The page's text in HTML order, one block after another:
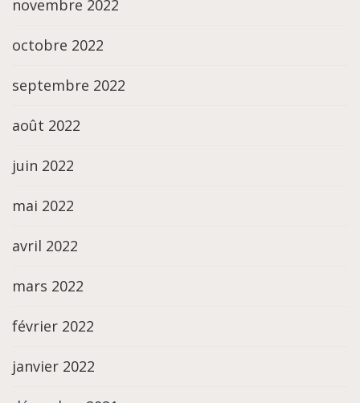
novembre 2022
octobre 2022
septembre 2022
août 2022
juin 2022
mai 2022
avril 2022
mars 2022
février 2022
janvier 2022